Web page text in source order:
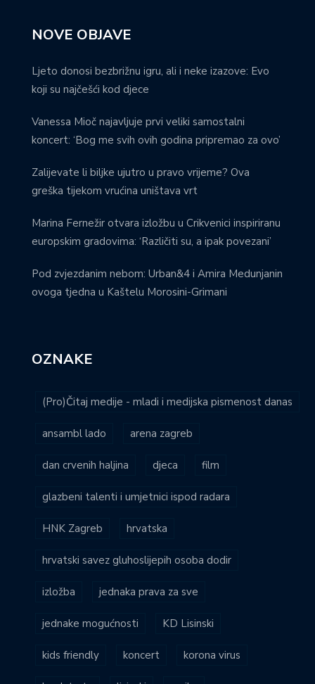
NOVE OBJAVE
Ljeto donosi bezbrižnu igru, ali i neke izazove: Evo
koji su najčešći kod djece
Vanessa Mioč najavljuje prvi veliki samostalni
koncert: ‘Bog me svih ovih godina pripremao za ovo’
Zalijevate li biljke ujutro u pravo vrijeme? Ova
greška tijekom vrućina uništava vrt
Marina Fernežir otvara izložbu u Crikvenici inspiriranu
europskim gradovima: ‘Različiti su, a ipak povezani’
Pod zvjezdanim nebom: Urban&4 i Amira Medunjanin
ovoga tjedna u Kaštelu Morosini-Grimani
OZNAKE
(Pro)Čitaj medije - mladi i medijska pismenost danas
ansambl lado arena zagreb
dan crvenih haljina djeca film
glazbeni talenti i umjetnici ispod radara
HNK Zagreb hrvatska
hrvatski savez gluhoslijepih osoba dodir
izložba jednaka prava za sve
jednake mogućnosti KD Lisinski
kids friendly koncert korona virus